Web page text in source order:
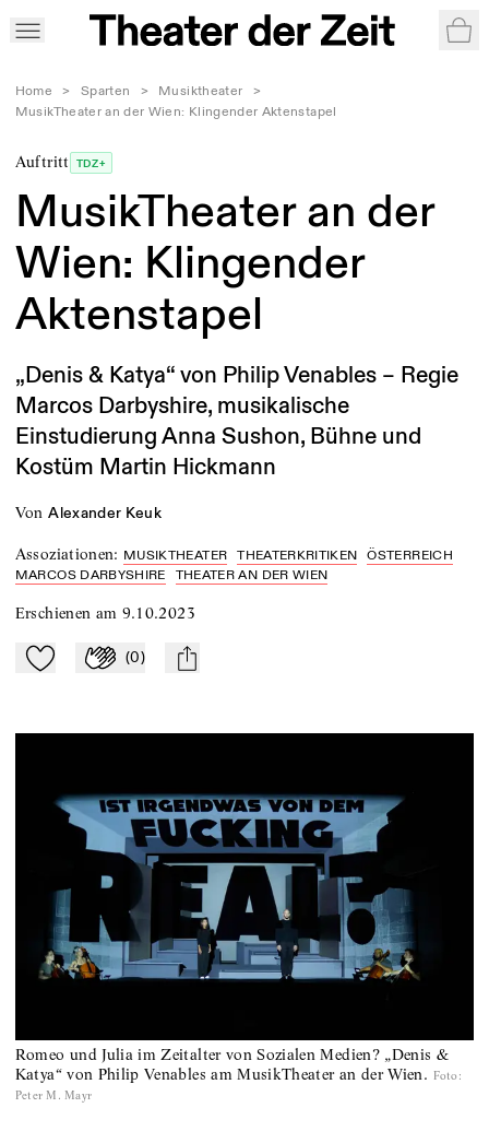
Home > Sparten > Musiktheater
>
MusikTheater an der Wien: Klingender Aktenstapel
Auftritt TDZ+
MusikTheater an der
Wien: Klingender
Aktenstapel
„Denis & Katya“ von Philip Venables – Regie
Marcos Darbyshire, musikalische
Einstudierung Anna Sushon, Bühne und
Kostüm Martin Hickmann
von Alexander Keuk
Assoziationen: MUSIKTHEATER THEATERKRITIKEN
ÖSTERREICH
MARCOS DARBYSHIRE
THEATER AN DER WIEN
Erschienen am 9.10.2023
Zu Mein-TdZ hinzufügen
Applaudieren
(0) mail
Romeo und Julia im Zeitalter von Sozialen Medien? „Denis &
Katya“ von Philip Venables am MusikTheater an der Wien. Foto:
Peter M. Mayr